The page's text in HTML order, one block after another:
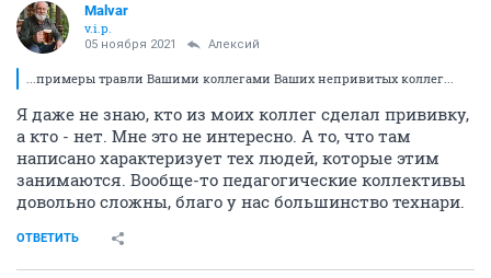
Malvar
v.i.p.
05 ноября 2021 Алексий
...примеры травли Вашими коллегами Ваших непривитых коллег...
Я даже не знаю, кто из моих коллег сделал прививку,
а кто - нет. Мне это не интересно. А то, что там
написано характеризует тех людей, которые этим
занимаются. Вообще-то педагогические коллективы
довольно сложны, благо у нас большинство технари.
ОТВЕТИТЬ